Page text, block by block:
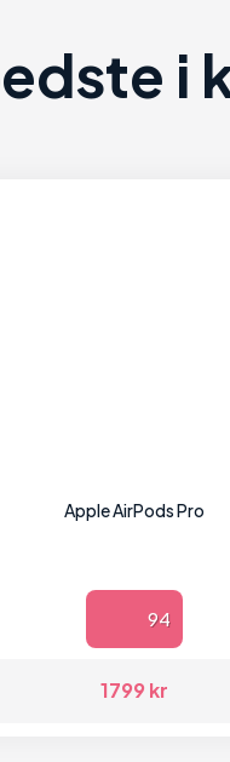
i
Apple AirPods Pro
94
1799 kr